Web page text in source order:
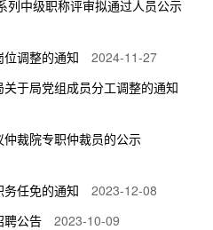
列中级职称评审拟通过人员公示
调整的通知
2024-11-27
于局党组成员分工调整的通知
裁院专职仲裁员的公示
任免的通知
2023-12-08
聘公告
2023-10-09